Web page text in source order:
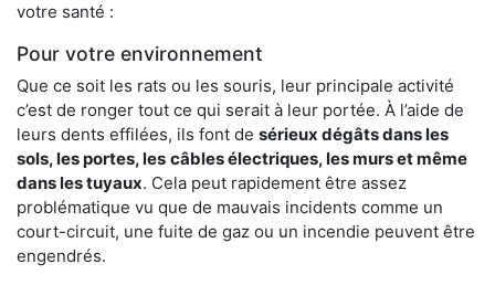
votre santé :
Pour votre environnement
Que ce soit les rats ou les souris, leur principale activité
c’est de ronger tout ce qui serait à leur portée. À l’aide de
leurs dents effilées, ils font de sérieux dégâts dans les
sols, les portes, les câbles électriques, les murs et même
dans les tuyaux. Cela peut rapidement être assez
problématique vu que de mauvais incidents comme un
court-circuit, une fuite de gaz ou un incendie peuvent être
engendrés.